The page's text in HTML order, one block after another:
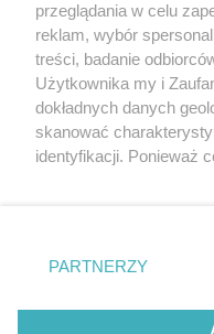
4 / 5
N s ruda
Nie zapomnij
zapoznać się z:
polityką
Twojemiasto
Piekary Śląskie
Chorzów
Tarnowskie Góry
Gliwice
przeglądania w celu
reklam, wybór
treści, badanie
Użytkownika my i
dokładnych danych
skanować
identyfikacji. Ponieważ
prywatności znajdujący
. Niektóre rodzaje
zgody użytkownika, ale
takiemu przetwarzaniu.
PARTNERZY